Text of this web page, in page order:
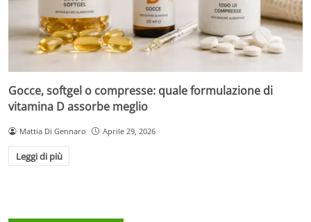
Gocce, softgel o compresse: quale formulazione di
vitamina D assorbe meglio
Mattia Di Gennaro Aprile 29, 2026
Leggi di più